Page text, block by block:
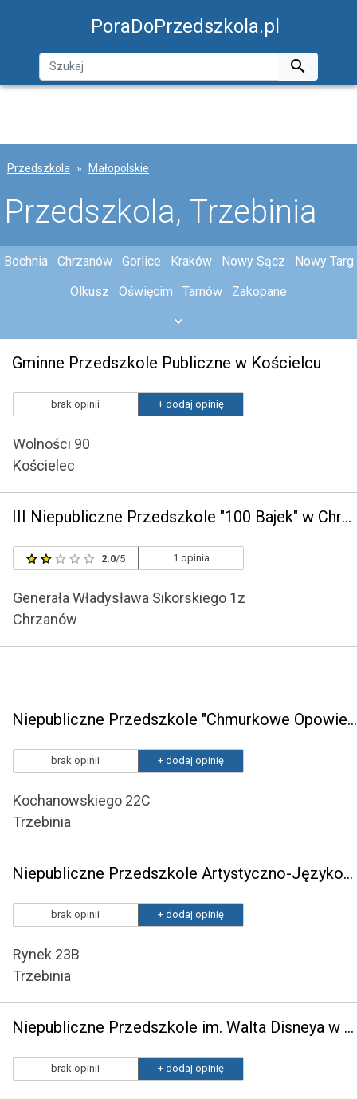
PoraDoPrzedszkola.pl

Przedszkola Małopolskie
Przedszkola, Trzebinia
Bochnia Chrzanów Gorlice Kraków Nowy Sącz
Nowy Targ
Olkusz
Oświęcim Tarnów Zakopane
Gminne Przedszkole Publiczne w Kościelcu
brak opinii + dodaj opinię
Wolności 90
Kościelec
III Niepubliczne Przedszkole "100 Bajek" w Chrzanowie
2.0/5 1 opinia
Generała Władysława Sikorskiego 1z
Chrzanów
Niepubliczne Przedszkole "Chmurkowe Opowieści"
brak opinii + dodaj opinię
Kochanowskiego 22C
Trzebinia
Niepubliczne Przedszkole Artystyczno-Językowe "Błękitna Laguna 2"
brak opinii + dodaj opinię
Rynek 23B
Trzebinia
Niepubliczne Przedszkole im. Walta Disneya w Chrzanowie
brak opinii + dodaj opinię